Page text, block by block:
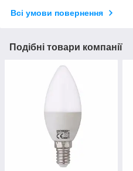
Всі умови повернення
Подібні товари компанії